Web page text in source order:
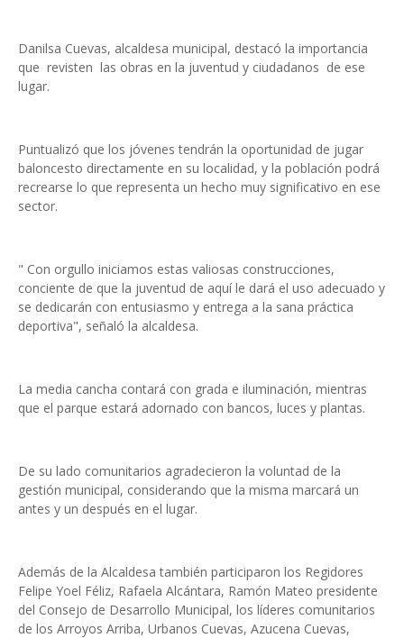
Danilsa Cuevas, alcaldesa municipal, destacó la importancia
que revisten las obras en la juventud y ciudadanos de ese
lugar.
Puntualizó que los jóvenes tendrán la oportunidad de jugar
baloncesto directamente en su localidad, y la población podrá
recrearse lo que representa un hecho muy significativo en ese
sector.
" Con orgullo iniciamos estas valiosas construcciones,
conciente de que la juventud de aquí le dará el uso adecuado y
se dedicarán con entusiasmo y entrega a la sana práctica
deportiva", señaló la alcaldesa.
La media cancha contará con grada e iluminación, mientras
que el parque estará adornado con bancos, luces y plantas.
De su lado comunitarios agradecieron la voluntad de la
gestión municipal, considerando que la misma marcará un
antes y un después en el lugar.
Además de la Alcaldesa también participaron los Regidores
Felipe Yoel Féliz, Rafaela Alcántara, Ramón Mateo presidente
del Consejo de Desarrollo Municipal, los líderes comunitarios
de los Arroyos Arriba, Urbanos Cuevas, Azucena Cuevas,